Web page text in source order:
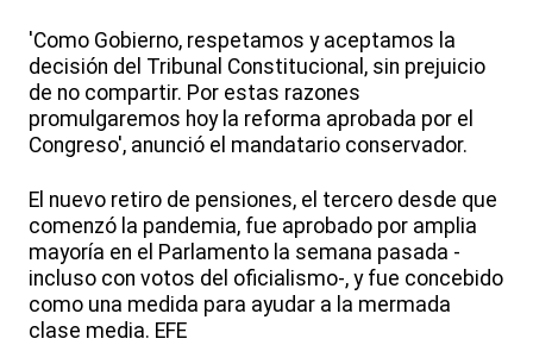
'Como Gobierno, respetamos y aceptamos la
decisión del Tribunal Constitucional, sin prejuicio
de no compartir. Por estas razones
promulgaremos hoy la reforma aprobada por el
Congreso', anunció el mandatario conservador.
El nuevo retiro de pensiones, el tercero desde que
comenzó la pandemia, fue aprobado por amplia
mayoría en el Parlamento la semana pasada -
incluso con votos del oficialismo-, y fue concebido
como una medida para ayudar a la mermada
clase media. EFE